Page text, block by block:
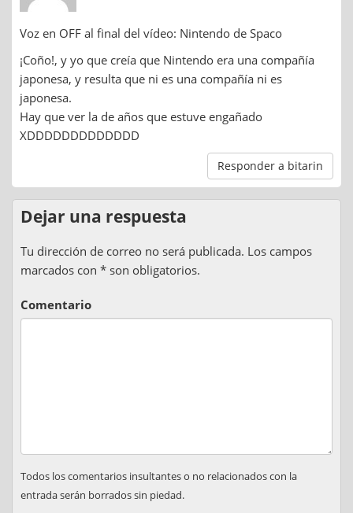
Voz en OFF al final del vídeo: Nintendo de Spaco
¡Coño!, y yo que creía que Nintendo era una compañía
japonesa, y resulta que ni es una compañía ni es
japonesa.
Hay que ver la de años que estuve engañado
XDDDDDDDDDDDDD
Responder a bitarin
Dejar una respuesta
Tu dirección de correo no será publicada. Los campos
marcados con * son obligatorios.
Comentario
Todos los comentarios insultantes o no relacionados con la
entrada serán borrados sin piedad.